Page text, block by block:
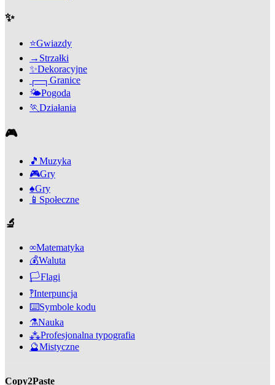
✨
⭐Gwiazdy
→ Strzałki
✨Dekoracyjne
┌─┐ Granice
🌤️Pogoda
🏃Działania
🎮
🎵 Muzyka
🎮Gry
♠️Gry
📱 Społeczne
🔬
∞Matematyka
💰Waluta
🏳️Flagi
‽Interpuncja
⌨️Symbole kodu
⚗️Nauka
⁂Profesjonalna typografia
🔮Mistyczne
Copy2Paste